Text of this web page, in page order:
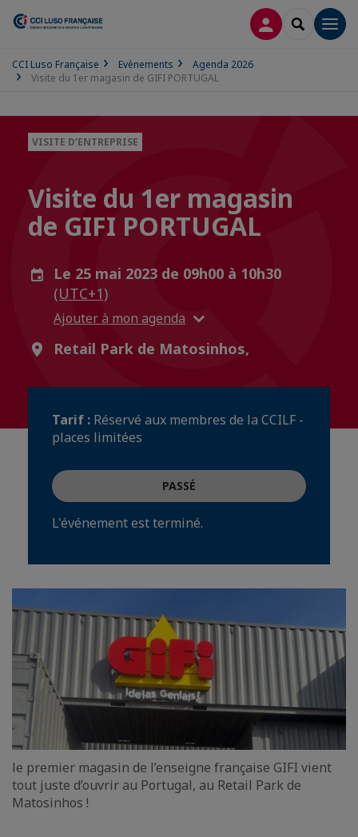
CONNEXION
CCI Luso Française Evènements
Agenda 2026
Visite du 1er magasin de GIFI PORTUGAL
VISITE D’ENTREPRISE
Visite du 1er magasin
de GIFI PORTUGAL
Le 25 mai 2023 de 09h00 à 10h30
(UTC+1)
Ajouter à mon agenda
Retail Park de Matosinhos,
Tarif : Réservé aux membres de la CCILF -
places limitées
PASSÉ
L'événement est terminé.
le premier magasin de l’enseigne française GIFI vient
tout juste d’ouvrir au Portugal, au Retail Park de
Matosinhos !